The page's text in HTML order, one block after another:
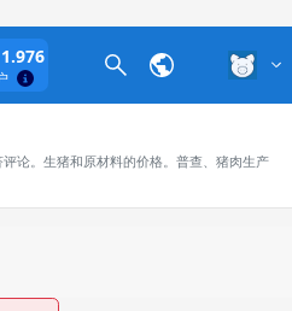
论。生猪和原材料的价格。普查、猪肉生产